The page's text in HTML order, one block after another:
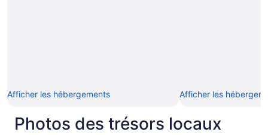
Afficher les hébergements Afficher les
Photos des trésors locaux